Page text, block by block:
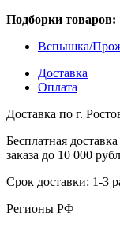
Подборки товаров:
Вспышка/
Доставка
Оплата
Доставка по г.
Бесплатная
заказа до 10 000
Срок доставки: 1-3
Регионы РФ